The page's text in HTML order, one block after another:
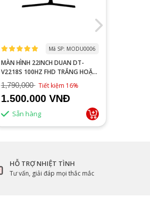
Mã SP: MODU0006
MÀN HÌNH 22INCH DUAN DT-
V2218S 100HZ FHD TRẮNG HOẶC
ĐEN
1,790,000 Tiết kiệm 16%
1.500.000 VNĐ
Sẵn hàng
HỖ TRỢ NHIỆT TÌNH
Tư vấn, giải đáp mọi thắc mắc